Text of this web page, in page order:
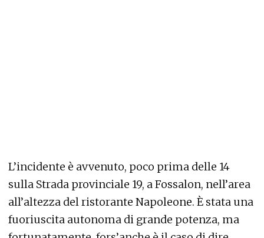
L’incidente è avvenuto, poco prima delle 14
sulla Strada provinciale 19, a Fossalon, nell’area
all’altezza del ristorante Napoleone. È stata una
fuoriuscita autonoma di grande potenza, ma